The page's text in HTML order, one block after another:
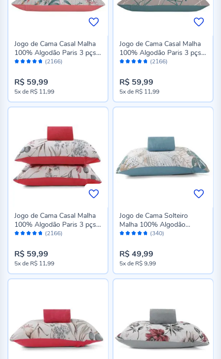
Avaliação: (2166)
Jogo de Cama Casal Malha
100% Algodão Paris 3 pçs
Havan Casa - Daisy Goiaba
R$ 59,99
5xde R$ 11,99
Avaliação: (2166)
Jogo de Cama Casal Malha
100% Algodão Paris 3 pçs
Havan Casa - Caleo Retrô
R$ 59,99
5xde R$ 11,99
Avaliação: (2166)
Jogo de Cama Casal Malha
100% Algodão Paris 3 pçs
Havan Casa - Vivant Goiaba
R$ 59,99
5xde R$ 11,99
Avaliação: (340)
Jogo de Cama Solteiro
Malha 100% Algodão
Solecasa 2 pçs - Botânica
R$ 49,99
5xde R$ 9,99